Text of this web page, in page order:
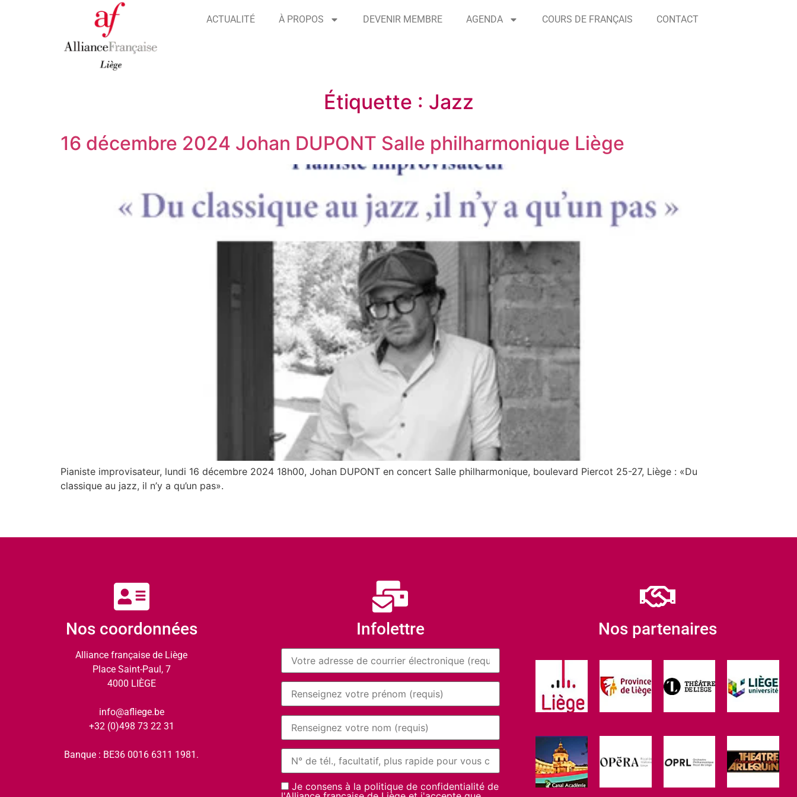
ACTUALITÉ À PROPOS DEVENIR MEMBRE AGENDA COURS DE FRANÇAIS CONTACT
Étiquette : Jazz
16 décembre 2024 Johan DUPONT Salle philharmonique Liège
Pianiste improvisateur, lundi 16 décembre 2024 18h00, Johan DUPONT en concert Salle philharmonique, boulevard Piercot 25-27, Liège : «Du
classique au jazz, il n’y a qu’un pas».
Nos coordonnées
Alliance française de Liège
Place Saint-Paul, 7
4000 LIÈGE
info@afliege.be
+32 (0)498 73 22 31
Banque : BE36 0016 6311 1981.
Infolettre
Je consens à la politique de confidentialité de
Nos partenaires